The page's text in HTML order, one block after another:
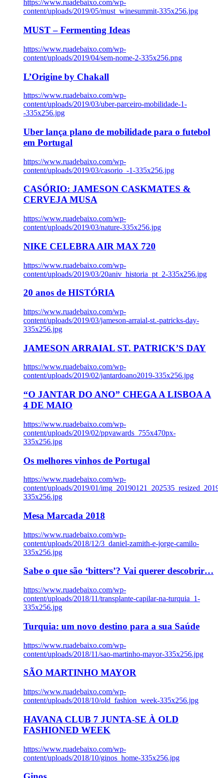
https://www.ruadebaixo.com/wp-
content/uploads/2019/05/must_winesummit-335x256.jpg
MUST – Fermenting Ideas
https://www.ruadebaixo.com/wp-
content/uploads/2019/04/sem-nome-2-335x256.png
L’Origine by Chakall
https://www.ruadebaixo.com/wp-
content/uploads/2019/03/uber-parceiro-mobilidade-1-
-335x256.jpg
Uber lança plano de mobilidade para o futebol
em Portugal
https://www.ruadebaixo.com/wp-
content/uploads/2019/03/casorio_-1-335x256.jpg
CASÓRIO: JAMESON CASKMATES &
CERVEJA MUSA
https://www.ruadebaixo.com/wp-
content/uploads/2019/03/nature-335x256.jpg
NIKE CELEBRA AIR MAX 720
https://www.ruadebaixo.com/wp-
content/uploads/2019/03/20aniv_historia_pt_2-335x256.jpg
20 anos de HISTÓRIA
https://www.ruadebaixo.com/wp-
content/uploads/2019/03/jameson-arraial-st.-patricks-day-
335x256.jpg
JAMESON ARRAIAL ST. PATRICK’S DAY
https://www.ruadebaixo.com/wp-
content/uploads/2019/02/jantardoano2019-335x256.jpg
“O JANTAR DO ANO” CHEGA A LISBOA A
4 DE MAIO
https://www.ruadebaixo.com/wp-
content/uploads/2019/02/ppvawards_755x470px-
335x256.jpg
Os melhores vinhos de Portugal
https://www.ruadebaixo.com/wp-
content/uploads/2019/01/
335x256.jpg
Mesa Marcada 2018
https://www.ruadebaixo.com/wp-
content/uploads/2018/12/3_daniel-zamith-e-jorge-camilo-
335x256.jpg
Sabe o que são ‘bitters’? Vai querer descobrir…
https://www.ruadebaixo.com/wp-
content/uploads/2018/11/transplante-capilar-na-turquia_1-
335x256.jpg
Turquia: um novo destino para a sua Saúde
https://www.ruadebaixo.com/wp-
content/uploads/2018/11/sao-martinho-mayor-335x256.jpg
SÃO MARTINHO MAYOR
https://www.ruadebaixo.com/wp-
content/uploads/2018/10/old_fashion_week-335x256.jpg
HAVANA CLUB 7 JUNTA-SE À OLD
FASHIONED WEEK
https://www.ruadebaixo.com/wp-
content/uploads/2018/10/ginos_home-335x256.jpg